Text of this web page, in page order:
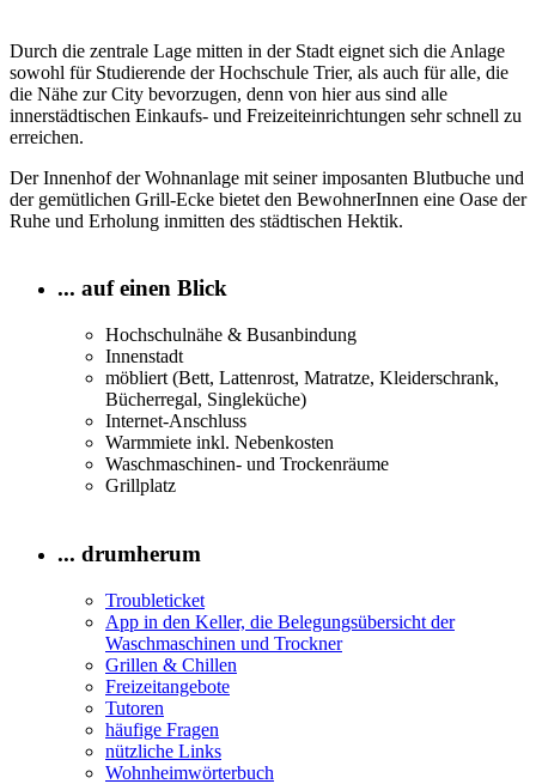
Durch die zentrale Lage mitten in der Stadt eignet sich die Anlage
sowohl für Studierende der Hochschule Trier, als auch für alle, die
die Nähe zur City bevorzugen, denn von hier aus sind alle
innerstädtischen Einkaufs- und Freizeiteinrichtungen sehr schnell zu
erreichen.
Der Innenhof der Wohnanlage mit seiner imposanten Blutbuche und
der gemütlichen Grill-Ecke bietet den BewohnerInnen eine Oase der
Ruhe und Erholung inmitten des städtischen Hektik.
... auf einen Blick
Hochschulnähe & Busanbindung
Innenstadt
möbliert (Bett, Lattenrost, Matratze, Kleiderschrank,
Bücherregal, Singleküche)
Internet-Anschluss
Warmmiete inkl. Nebenkosten
Waschmaschinen- und Trockenräume
Grillplatz
... drumherum
Troubleticket
App in den Keller, die Belegungsübersicht der
Waschmaschinen und Trockner
Grillen & Chillen
Freizeitangebote
Tutoren
häufige Fragen
nützliche Links
Wohnheimwörterbuch